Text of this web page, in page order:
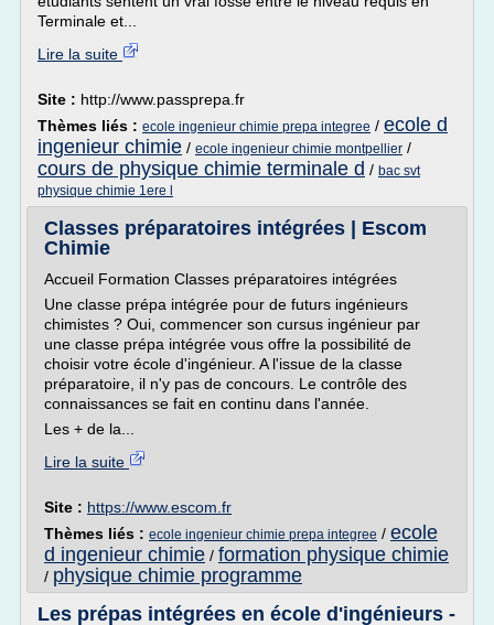
Terminale et...
Lire la suite
Site : http://www.passprepa.fr
Thèmes liés : ecole ingenieur chimie prepa integree / ecole d
ingenieur chimie / ecole ingenieur chimie montpellier /
cours de physique chimie terminale d / bac svt
physique chimie 1ere l
Classes préparatoires intégrées | Escom
Chimie
Accueil Formation Classes préparatoires intégrées
Une classe prépa intégrée pour de futurs ingénieurs
chimistes ? Oui, commencer son cursus ingénieur par
une classe prépa intégrée vous offre la possibilité de
choisir votre école d'ingénieur. A l'issue de la classe
préparatoire, il n'y pas de concours. Le contrôle des
connaissances se fait en continu dans l'année.
Les + de la...
Lire la suite
Site : https://www.escom.fr
Thèmes liés : ecole ingenieur chimie prepa integree / ecole
d ingenieur chimie / formation physique chimie
/ physique chimie programme
Les prépas intégrées en école d'ingénieurs -